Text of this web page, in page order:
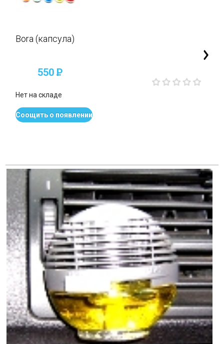
Bora (капсула)
550P
Нет на складе
Соощить о появлении